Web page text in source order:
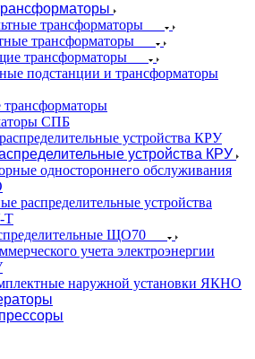
трансформаторы
трансформаторы
трансформаторы
подстанции и трансформаторы
СПБ
устройства КРУ
одностороннего обслуживания
распределительные устройства
Т
ЩО70
учета электроэнергии
наружной установки ЯКНО